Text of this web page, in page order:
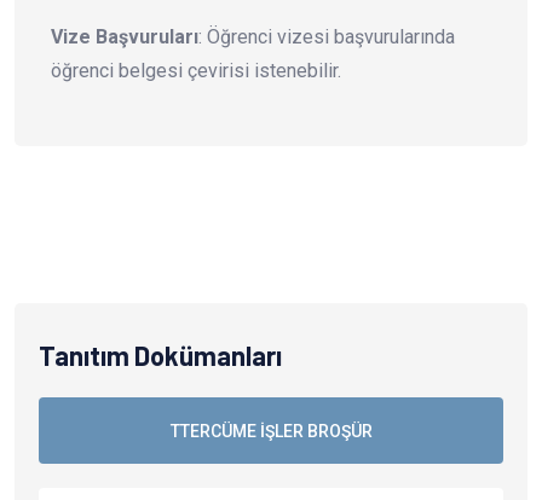
Vize Başvuruları: Öğrenci vizesi başvurularında
öğrenci belgesi çevirisi istenebilir.
Tanıtım Dokümanları
TTERCÜME İŞLER BROŞÜR